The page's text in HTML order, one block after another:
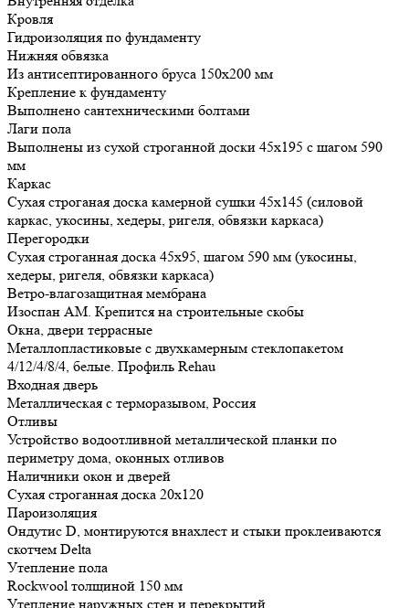
Кровля
Гидроизоляция по фундаменту
Нижняя обвязка
Из антисептированного бруса 150х200 мм
Крепление к фундаменту
Выполнено сантехническими болтами
Лаги пола
Выполнены из сухой строганной доски 45х195 с шагом 590
мм
Каркас
Сухая строганая доска камерной сушки 45х145 (силовой
каркас, укосины, хедеры, ригеля, обвязки каркаса)
Перегородки
Сухая строганная доска 45х95, шагом 590 мм (укосины,
хедеры, ригеля, обвязки каркаса)
Ветро-влагозащитная мембрана
Изоспан АМ. Крепится на строительные скобы
Окна, двери террасные
Металлопластиковые с двухкамерным стеклопакетом
4/12/4/8/4, белые. Профиль Rehau
Входная дверь
Металлическая с терморазывом, Россия
Отливы
Устройство водоотливной металлической планки по
периметру дома, оконных отливов
Наличники окон и дверей
Сухая строганная доска 20х120
Пароизоляция
Ондутис D, монтируются внахлест и стыки проклеиваются
скотчем Delta
Утепление пола
Rockwool толщиной 150 мм
Утепление наружных стен и перекрытий